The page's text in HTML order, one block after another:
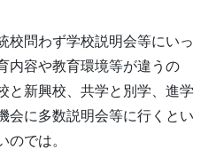
校問わず学校説明会等にいっ
内容や教育環境等が違うの
と新興校、共学と別学、進学
会に多数説明会等に行くとい
のでは。